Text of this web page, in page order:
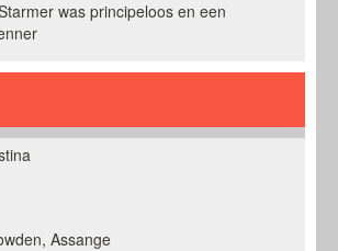
was principeloos en een
Assange